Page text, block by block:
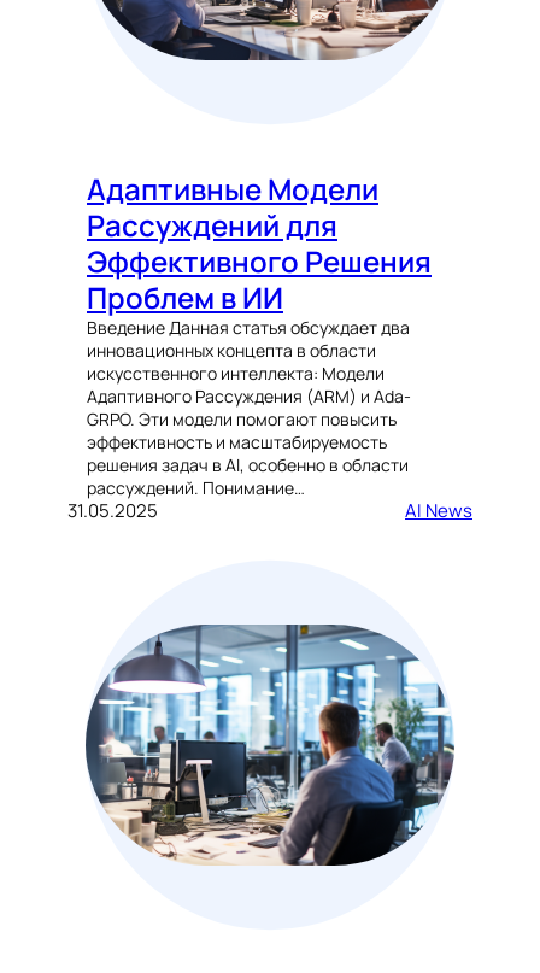
Адаптивные Модели
Рассуждений для
Эффективного Решения
Проблем в ИИ
Введение Данная статья обсуждает два
инновационных концепта в области
искусственного интеллекта: Модели
Адаптивного Рассуждения (ARM) и Ada-
GRPO. Эти модели помогают повысить
эффективность и масштабируемость
решения задач в AI, особенно в области
рассуждений. Понимание…
31.05.2025 AI News